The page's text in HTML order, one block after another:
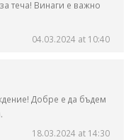
теча! Винаги е важно
04.03.2024 at 10:40
Добре е да бъдем
18.03.2024 at 14:30